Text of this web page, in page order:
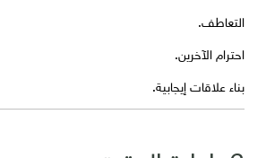
التعاطف.
احترام الآخرين.
بناء علاقات إيجابية.